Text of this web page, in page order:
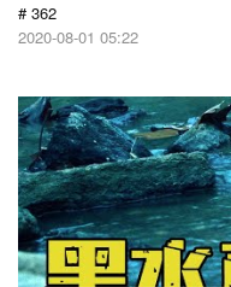
# 362
2020-08-01 05:22